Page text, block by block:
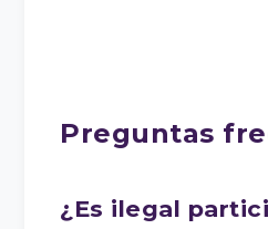
Preguntas
¿Es ilegal